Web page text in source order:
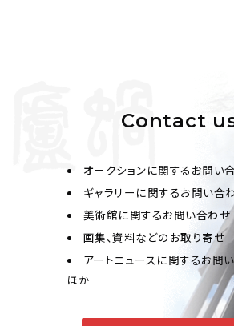
Contact
オークションに関するお問い
ギャラリーに関するお問い合
美術館に関するお問い合わせ
画集、資料などのお取り寄せ
アートニュースに関するお問
ほか